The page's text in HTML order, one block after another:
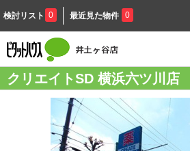
検討リスト 0 最近見た物件 0
クリエイトSD 横浜六ツ川店